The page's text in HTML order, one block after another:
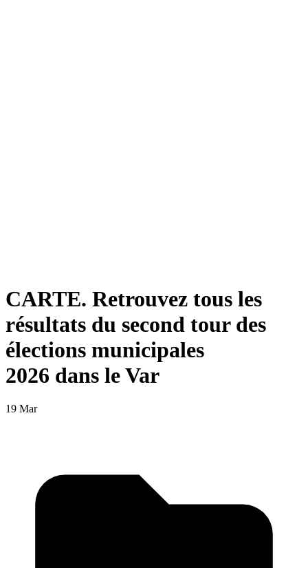
CARTE. Retrouvez tous les
résultats du second tour des
élections municipales
2026 dans le Var
19 Mar